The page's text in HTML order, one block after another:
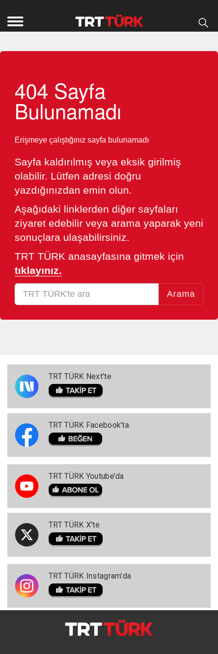
404 Sayfa
Bulunamadı
Erişmeye çalıştığınız sayfa bulunamadı
Sayfa kaldırılmış veya eksik girilmiş
olabilir. Lütfen adresi doğru
yazdığınızdan emin olun.
Aşağıdaki linklerden diğer sayfaları
ziyaret edebilir veya arama yaparak yeni
sonuçlara ulaşabilirsiniz.
TRT TÜRK anasayfasına gitmek için
tıklayınız.
Arama
TRT TÜRK Next'te
TRT TÜRK Facebook’ta
TRT TÜRK Youtube’da
TRT TÜRK X'te
TRT TÜRK Instagram'da